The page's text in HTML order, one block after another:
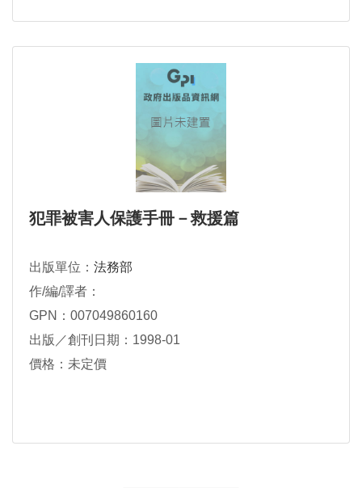
犯罪被害人保護手冊－救援篇
出版單位： 法務部
作/編/譯者：
GPN：007049860160
出版／創刊日期：1998-01
價格：未定價